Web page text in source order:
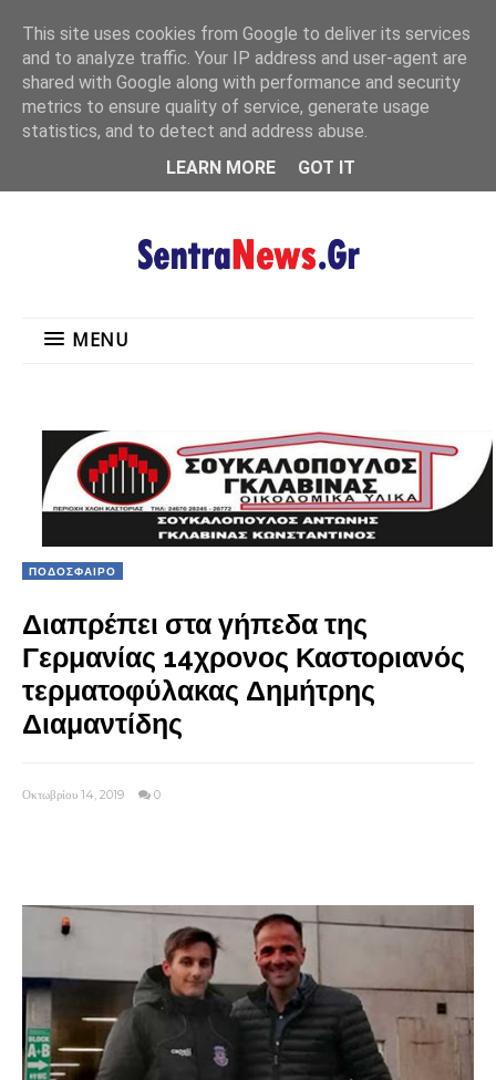
MENU
MENU
ΠΟΔΟΣΦΑΙΡΟ
Διαπρέπει στα γήπεδα της
Γερμανίας 14χρονος Καστοριανός
τερματοφύλακας Δημήτρης
Διαμαντίδης
Οκτωβρίου 14, 2019 0
This site uses cookies from Google to deliver its services
and to analyze traffic. Your IP address and user-agent are
shared with Google along with performance and security
metrics to ensure quality of service, generate usage
statistics, and to detect and address abuse.
LEARN MORE
GOT IT